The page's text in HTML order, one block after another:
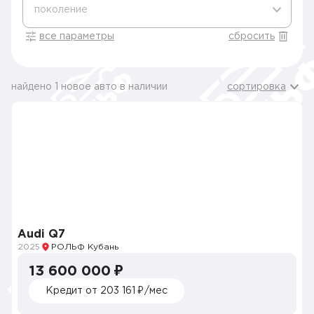
поколение
все параметры сбросить
найдено 1 новое авто в наличии сортировка
Audi Q7
2025 РОЛЬФ Кубань
13 600 000 ₽
Кредит от 203 161 ₽/мес